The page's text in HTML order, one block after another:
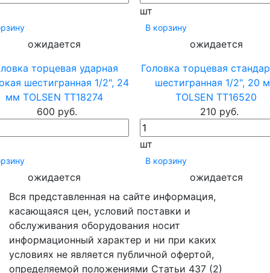
ожидается
шт
В корзину
ожидается
торцевая ударная
шестигранная 1/2", 24
мм TOLSEN TT18274
600 руб.
ожидается
Головка торцевая
шестигранная 1/2", 20
TOLSEN TT16520
210 руб.
шт
В корзину
ожидается
Вся представленная на сайте информация,
касающаяся цен, условий поставки и
обслуживания оборудования носит
информационный характер и ни при каких
условиях не является публичной офертой,
определяемой положениями Статьи 437 (2)